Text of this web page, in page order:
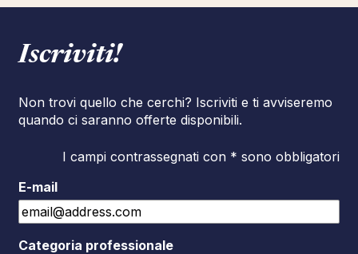
Iscriviti!
Non trovi quello che cerchi? Iscriviti e ti avviseremo
quando ci saranno offerte disponibili.
I campi contrassegnati con * sono obbligatori
E-mail
Categoria professionale